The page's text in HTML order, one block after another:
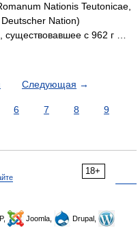
Nationis Teutonicae,
Nation)
существовавшее с 962 г …
Следующая →
6 7 8
9
18+
Joomla,
Drupal,